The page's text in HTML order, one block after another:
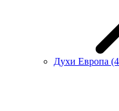
Духи Европа